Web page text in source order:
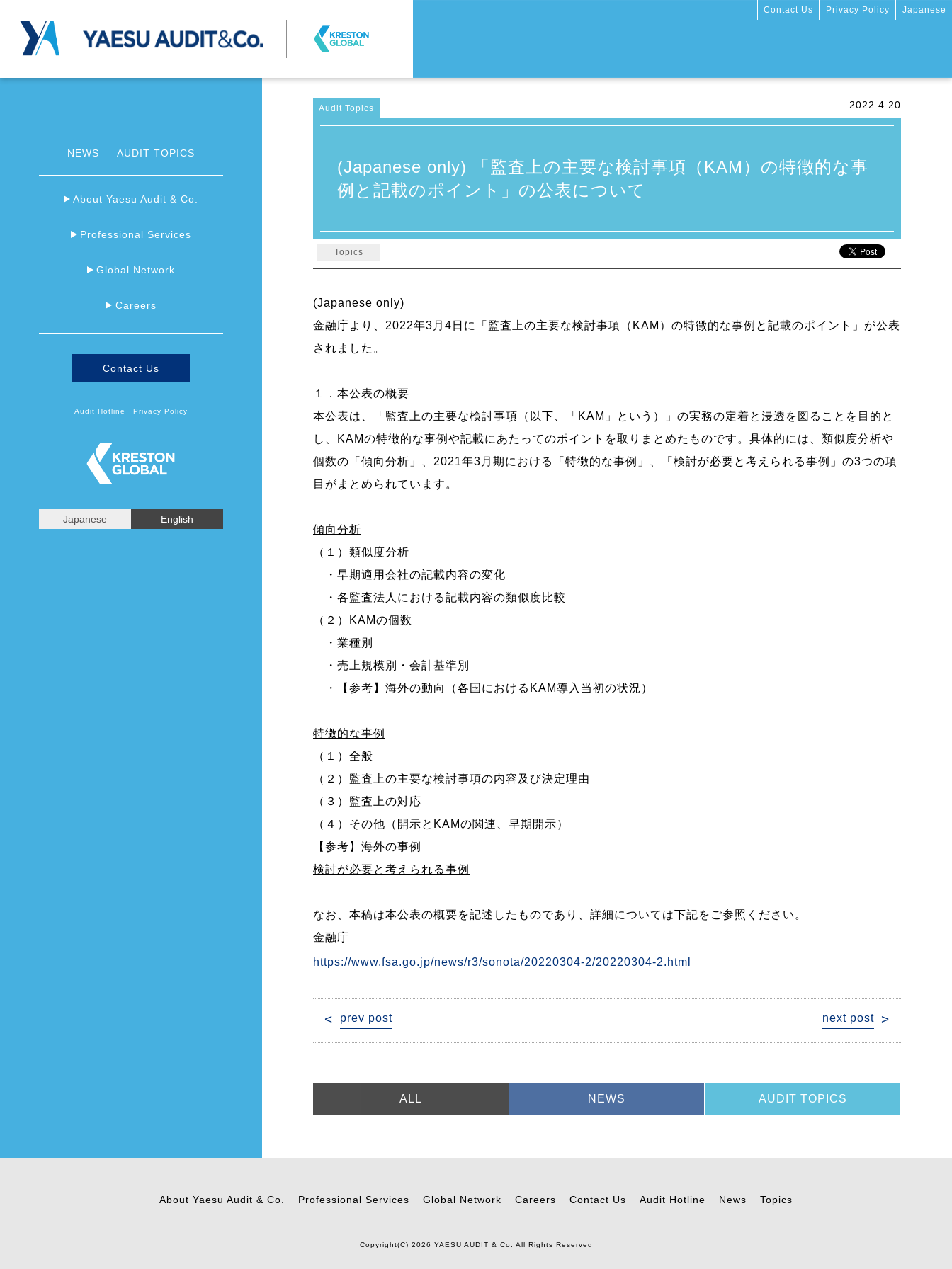
Contact Us Privacy Policy Japanese
NEWS AUDIT TOPICS
About Yaesu Audit & Co.
Professional Services
Global Network
Careers
Contact Us
Audit Hotline Privacy Policy
Japanese English
Audit Topics 2022.4.20
(Japanese only) 「監査上の主要な検討事項（KAM）の特徴的な事
例と記載のポイント」の公表について
Topics
(Japanese only)
金融庁より、2022年3月4日に「監査上の主要な検討事項（KAM）の特徴的な事例と記載のポイント」が公表
されました。
１．本公表の概要
本公表は、「監査上の主要な検討事項（以下、「KAM」という）」の実務の定着と浸透を図ることを目的と
し、KAMの特徴的な事例や記載にあたってのポイントを取りまとめたものです。具体的には、類似度分析や
個数の「傾向分析」、2021年3月期における「特徴的な事例」、「検討が必要と考えられる事例」の3つの項
目がまとめられています。
傾向分析
（１）類似度分析
・早期適用会社の記載内容の変化
・各監査法人における記載内容の類似度比較
（２）KAMの個数
・業種別
・売上規模別・会計基準別
・【参考】海外の動向（各国におけるKAM導入当初の状況）
特徴的な事例
（１）全般
（２）監査上の主要な検討事項の内容及び決定理由
（３）監査上の対応
（４）その他（開示とKAMの関連、早期開示）
【参考】海外の事例
検討が必要と考えられる事例
なお、本稿は本公表の概要を記述したものであり、詳細については下記をご参照ください。
金融庁
https://www.fsa.go.jp/news/r3/sonota/20220304-2/20220304-2.html
投
ゲ
prev post next post
ALL NEWS AUDIT TOPICS
About Yaesu Audit & Co. Professional Services Global Network Careers Contact Us Audit Hotline News Topics
Copyright(C) 2026 YAESU AUDIT & Co. All Rights Reserved